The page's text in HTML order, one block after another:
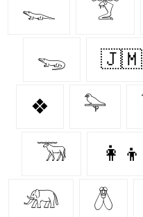
𓆊 𓄆
𓆌 🇯🇲
❖ 𓅍
𓃞 👩‍👦
𓃰 𓆦